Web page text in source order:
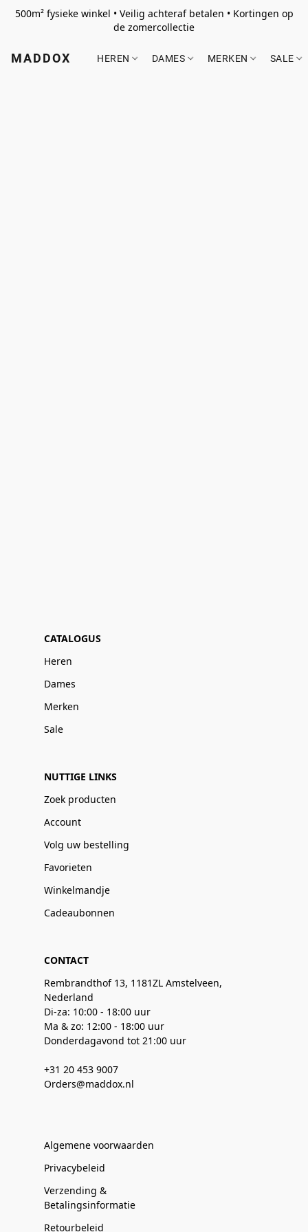
500m² fysieke winkel • Veilig achteraf betalen • Kortingen op
de zomercollectie
MADDOX HEREN DAMES MERKEN SALE
CATALOGUS
Heren
Dames
Merken
Sale
NUTTIGE LINKS
Zoek producten
Account
Volg uw bestelling
Favorieten
Winkelmandje
Cadeaubonnen
CONTACT
Rembrandthof 13, 1181ZL Amstelveen,
Nederland
Di-za: 10:00 - 18:00 uur
Ma & zo: 12:00 - 18:00 uur
Donderdagavond tot 21:00 uur
+31 20 453 9007
Orders@maddox.nl
Algemene voorwaarden
Privacybeleid
Verzending &
Betalingsinformatie
Retourbeleid